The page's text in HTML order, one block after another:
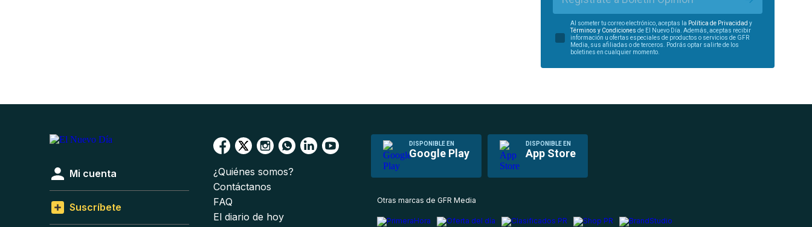
Al someter tu correo electrónico, aceptas la Política de Privacidad y
Términos y Condiciones de El Nuevo Día. Además, aceptas recibir
información u ofertas especiales de productos o servicios de GFR
Media, sus afiliadas o de terceros. Podrás optar salirte de los
boletines en cualquier momento.
DISPONIBLE EN
Google Play
DISPONIBLE EN
App Store
Mi cuenta
Suscríbete
¿Quiénes somos?
Contáctanos
FAQ
El diario de hoy
Otras marcas de GFR Media